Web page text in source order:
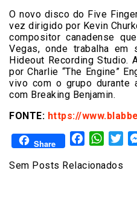
O novo disco do Five
vez dirigido por Kevin
compositor canadense
Vegas, onde trabalha em
Hideout Recording
por Charlie “The Engine”
vivo com o grupo durante
com Breaking Benjamin.
FONTE: https://
Share Facebook
Sem Posts Relacionados